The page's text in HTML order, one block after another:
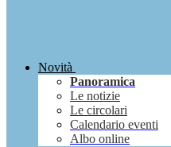
Novità
Panoramica
Le notizie
Le circolari
Calendario eventi
Albo online